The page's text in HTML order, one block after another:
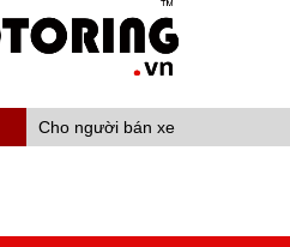
Cho người bán xe